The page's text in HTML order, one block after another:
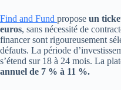
Find and Fund propose un
euros, sans nécessité de
financer sont rigoureusement
défauts. La période
s’étend sur 18 à 24 mois. La
annuel de 7 % à 11 %.